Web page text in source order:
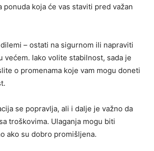
ponuda koja će vas staviti pred važan
– ostati na sigurnom ili napraviti
većem. Iako volite stabilnost, sada je
o promenama koje vam mogu doneti
se popravlja, ali i dalje je važno da
troškovima. Ulaganja mogu biti
ako su dobro promišljena.